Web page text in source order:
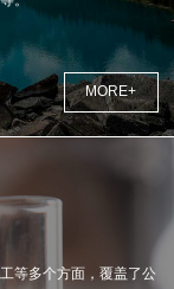
MORE+
等多个方面，覆盖了公